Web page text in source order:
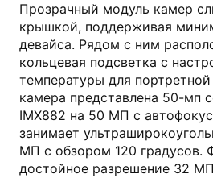
Прозрачный модуль камер
крышкой, поддерживая
девайса. Рядом с ним
кольцевая подсветка с
температуры для
камера представлена 50-мп
IMX882 на 50 МП с
занимает
МП с обзором 120 градусов.
достойное разрешение 32